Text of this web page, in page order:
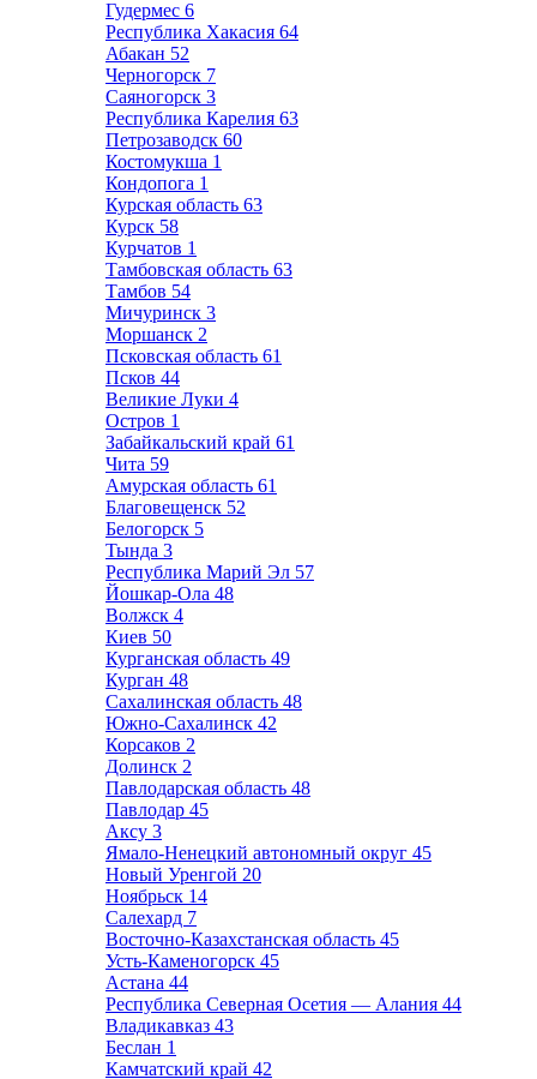
Гудермес 6
Республика Хакасия 64
Абакан 52
Черногорск 7
Саяногорск 3
Республика Карелия 63
Петрозаводск 60
Костомукша 1
Кондопога 1
Курская область 63
Курск 58
Курчатов 1
Тамбовская область 63
Тамбов 54
Мичуринск 3
Моршанск 2
Псковская область 61
Псков 44
Великие Луки 4
Остров 1
Забайкальский край 61
Чита 59
Амурская область 61
Благовещенск 52
Белогорск 5
Тында 3
Республика Марий Эл 57
Йошкар-Ола 48
Волжск 4
Киев 50
Курганская область 49
Курган 48
Сахалинская область 48
Южно-Сахалинск 42
Корсаков 2
Долинск 2
Павлодарская область 48
Павлодар 45
Аксу 3
Ямало-Ненецкий автономный округ 45
Новый Уренгой 20
Ноябрьск 14
Салехард 7
Восточно-Казахстанская область 45
Усть-Каменогорск 45
Астана 44
Республика Северная Осетия — Алания 44
Владикавказ 43
Беслан 1
Камчатский край 42